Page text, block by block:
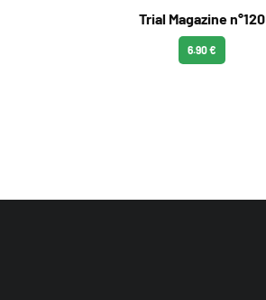
Trial Magazine n°120
6.90 €